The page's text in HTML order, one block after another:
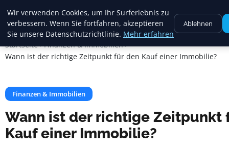
Crema Gelato
Startseite
Finanzen & Immobilien
Wann ist der richtige Zeitpunkt für den Kauf einer Immobilie?
Finanzen & Immobilien
Wann ist der richtige Zeitpunkt
Kauf einer Immobilie?
Wir verwenden Cookies, um Ihr Surferlebnis zu
verbessern. Wenn Sie fortfahren, akzeptieren
Sie unsere Datenschutzrichtlinie. Mehr erfahren
Ablehnen